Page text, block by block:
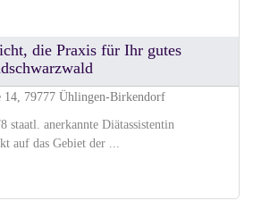
die Praxis für Ihr gutes
14, 79777 Ühlingen-Birkendorf
staatl. anerkannte Diätassistentin
auf das Gebiet der ...